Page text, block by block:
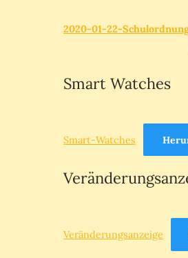
2020-01-22-
Smart Watches
Smart-Watches
Veränderungsanzeige